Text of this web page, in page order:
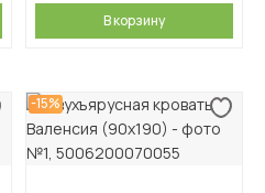
В корзину
-15%